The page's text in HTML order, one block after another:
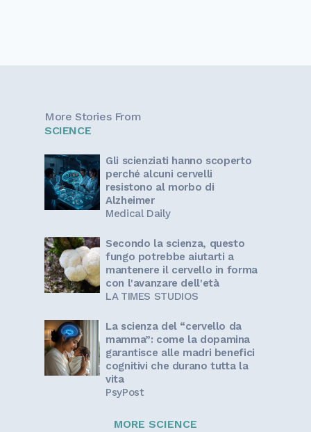
More Stories From
SCIENCE
Gli scienziati hanno scoperto
perché alcuni cervelli
resistono al morbo di
Alzheimer
Medical Daily
Secondo la scienza, questo
fungo potrebbe aiutarti a
mantenere il cervello in forma
con l'avanzare dell'età
LA TIMES STUDIOS
La scienza del “cervello da
mamma”: come la dopamina
garantisce alle madri benefici
cognitivi che durano tutta la
vita
PsyPost
MORE SCIENCE